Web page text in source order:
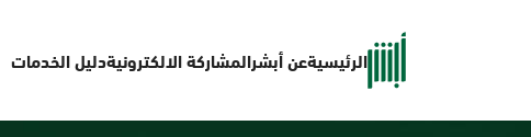
الرئيسيةعن أبشرالمشاركة الالكترونيةدليل الخدمات